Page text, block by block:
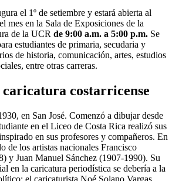
el 1º de setiembre y estará abierta al
mes en la Sala de Exposiciones de la
de la UCR de 9:00 a.m. a 5:00 p.m. Se
estudiantes de primaria, secudaria y
de historia, comunicación, artes, estudios
entre otras carreras.
costarricense
en San José. Comenzó a dibujar desde
en el Liceo de Costa Rica realizó sus
en sus profesores y compañeros. En
de los artistas nacionales Francisco
y Juan Manuel Sánchez (1907-1990). Su
en la caricatura periodística se debería a la
el caricaturista Noé Solano Vargas.